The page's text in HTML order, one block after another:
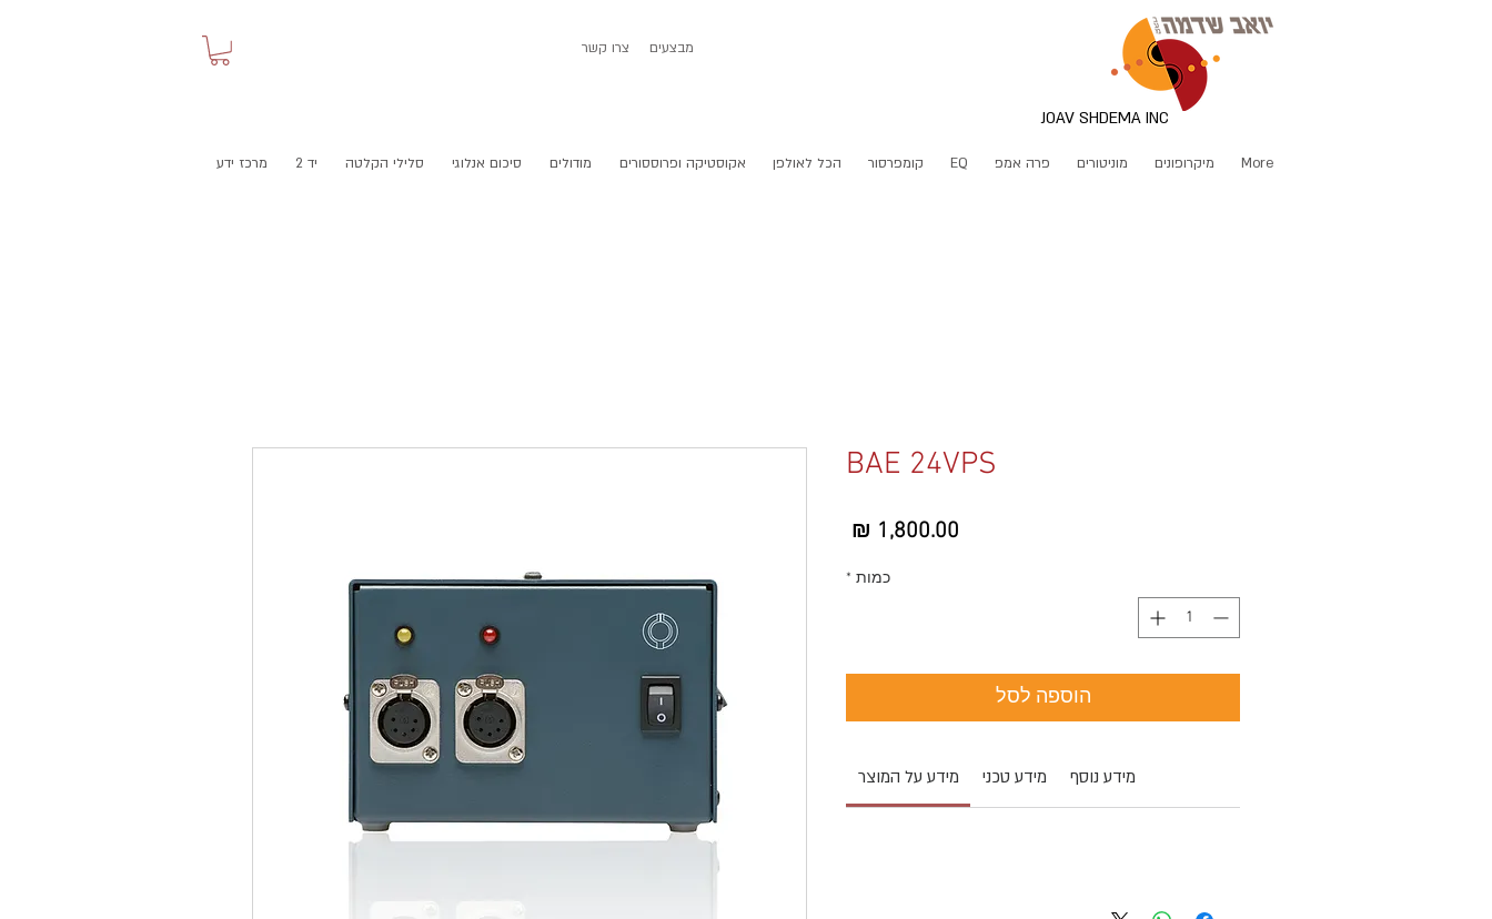
צרו קשר מבצעים
JOAV SHDEMA INC
מרכז ידע יד 2 סלילי הקלטה סיכום אנלוגי מודולים אקוסטיקה ופרוססורים הכל לאולפן קומפרסור EQ פרה אמפ מוניטורים מיקרופונים More
BAE 24VPS
כמות *
הוספה לסל
מידע על המוצר מידע טכני מידע נוסף